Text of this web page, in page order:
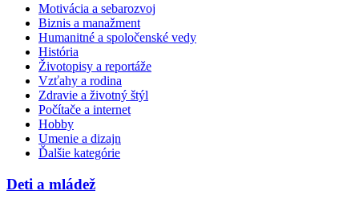
Motivácia a sebarozvoj
Biznis a manažment
Humanitné a spoločenské vedy
História
Životopisy a reportáže
Vzťahy a rodina
Zdravie a životný štýl
Počítače a internet
Hobby
Umenie a dizajn
Ďalšie kategórie
Deti a mládež